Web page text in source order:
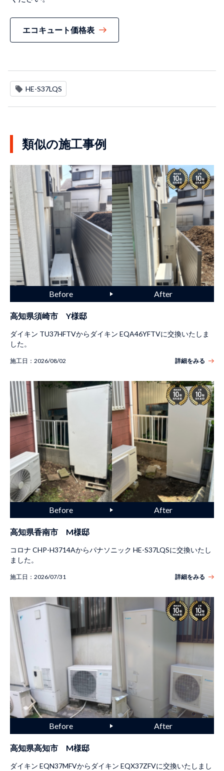
エコキュート価格表
HE-S37LQS
類似の施工事例
高知県須崎市 Y様邸
ダイキン TU37HFTVからダイキン EQA46YFTVに交換いたしま
した。
施工日： 2026/08/02 詳細をみる
高知県香南市 M様邸
コロナ CHP-H3714Aからパナソニック HE-S37LQSに交換いたし
ました。
施工日： 2026/07/31 詳細をみる
高知県高知市 M様邸
ダイキン EQN37MFVからダイキン EQX37ZFVに交換いたしまし